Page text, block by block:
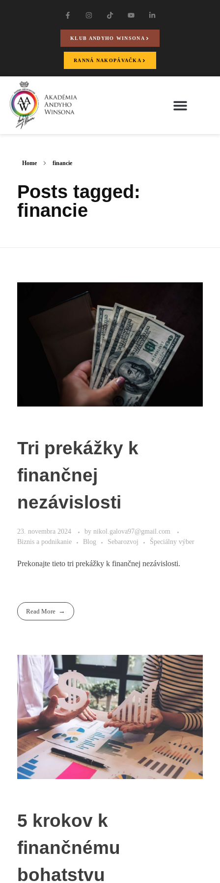
KLUB ANDYHO WINSONA
RANNÁ NAKOPÁVAČKA
Home financie
Posts tagged:
financie
Tri prekážky k
finančnej
nezávislosti
23. novembra 2024 by nikol.galova97@gmail.com
Biznis a podnikanie
Blog Sebarozvoj Špeciálny výber
Prekonajte tieto tri prekážky k finančnej nezávislosti.
Read More
5 krokov k
finančnému
bohatstvu